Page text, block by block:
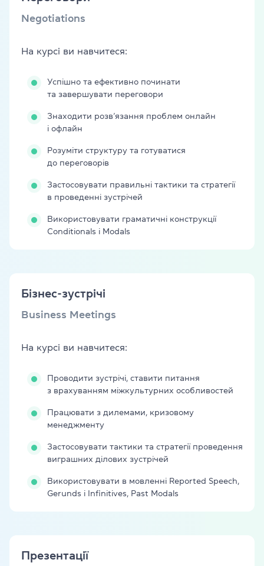
Negotiations
На курсі ви навчитеся:
Успішно та ефективно починати
та завершувати переговори
Знаходити розв’язання проблем онлайн
і офлайн
Розуміти структуру та готуватися
до переговорів
Застосовувати правильні тактики та стратегії
в проведенні зустрічей
Використовувати граматичні конструкції
Conditionals і Modals
Бізнес-зустрічі
Business Meetings
На курсі ви навчитеся:
Проводити зустрічі, ставити питання
з врахуванням міжкультурних особливостей
Працювати з дилемами, кризовому
менеджменту
Застосовувати тактики та стратегії проведення
виграшних ділових зустрічей
Використовувати в мовленні Reported Speech,
Gerunds і Infinitives, Past Modals
Презентації